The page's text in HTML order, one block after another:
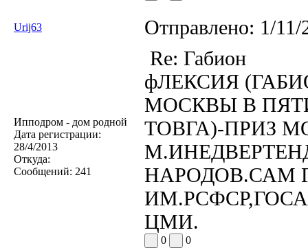
Urij63 Отправлено: 1/
Ипподром - дом родной
Дата регистрации:
28/4/2013
Откуда:
Сообщений: 241
Re: Габион
фЛЕКСИЯ
МОСКВЫ В
ТОВГА)-ПРИЗ
НАРОДОВ.САМ
ЦМИ.
0 0